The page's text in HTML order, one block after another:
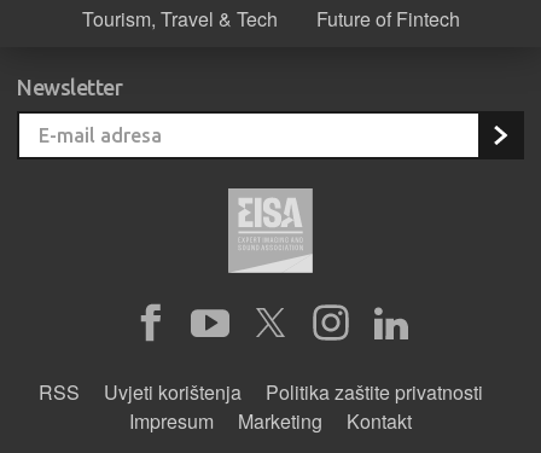
Tourism, Travel & Tech
Future of Fintech
Newsletter
RSS Uvjeti korištenja
Politika zaštite privatnosti
Impresum
Marketing Kontakt